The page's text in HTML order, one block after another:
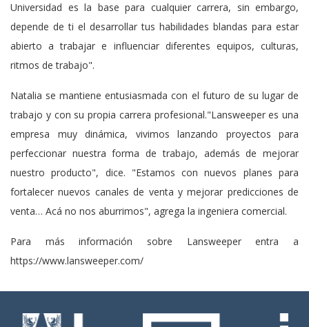
Universidad es la base para cualquier carrera, sin embargo,
depende de ti el desarrollar tus habilidades blandas para estar
abierto a trabajar e influenciar diferentes equipos, culturas,
ritmos de trabajo".
Natalia se mantiene entusiasmada con el futuro de su lugar de
trabajo y con su propia carrera profesional."Lansweeper es una
empresa muy dinámica, vivimos lanzando proyectos para
perfeccionar nuestra forma de trabajo, además de mejorar
nuestro producto", dice. "Estamos con nuevos planes para
fortalecer nuevos canales de venta y mejorar predicciones de
venta… Acá no nos aburrimos", agrega la ingeniera comercial.
Para más información sobre Lansweeper entra a
https://www.lansweeper.com/